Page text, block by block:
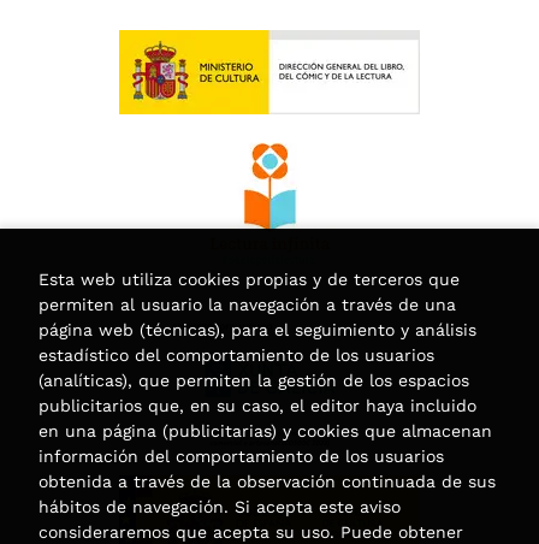
Esta web utiliza cookies propias y de terceros que
permiten al usuario la navegación a través de una
página web (técnicas), para el seguimiento y análisis
estadístico del comportamiento de los usuarios
(analíticas), que permiten la gestión de los espacios
publicitarios que, en su caso, el editor haya incluido
en una página (publicitarias) y cookies que almacenan
información del comportamiento de los usuarios
obtenida a través de la observación continuada de sus
hábitos de navegación. Si acepta este aviso
consideraremos que acepta su uso. Puede obtener